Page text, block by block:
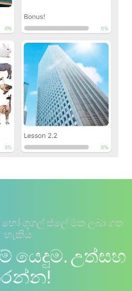
ගූගල් ප්ලේ මත ලබා ගත
හැකිය
යෙදුම. උත්සහ